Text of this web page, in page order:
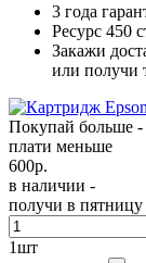
3 года
Ресурс 450
Закажи
или получи
Покупай больше -
плати меньше
600р.
в наличии -
получи в пятницу
1шт